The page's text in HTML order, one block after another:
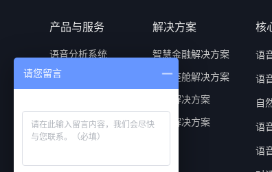
产品与服务
语音分析系统
实时坐席助手
智能语音机器人
车载语音助手
解决方案
智慧金融解决方案
智慧座舱解决方案
行业解决方案
场景解决方案
核
语
语
自
语
语
请您留言